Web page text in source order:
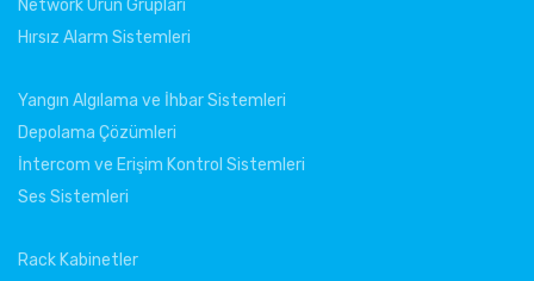
Network Ürün Grupları
Hırsız Alarm Sistemleri
Yangın Algılama ve İhbar Sistemleri
Depolama Çözümleri
İntercom ve Erişim Kontrol Sistemleri
Ses Sistemleri
Rack Kabinetler